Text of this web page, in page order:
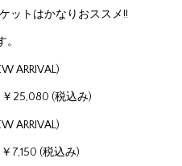
ットはかなりおススメ!!
。
ARRIVAL)
￥25,080 (税込み)
ARRIVAL)
7,150 (税込み)